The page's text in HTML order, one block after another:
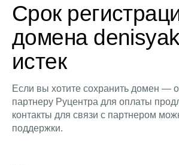
Срок
домена
истек
Если вы хотите сохранить домен —
партнеру Руцентра для оплаты
контакты для связи с партнером
поддержки.